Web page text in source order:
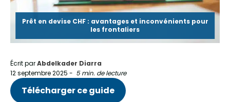
Prêt en devise CHF : avantages et inconvénients pour
les frontaliers
Écrit parAbdelkader Diarra
12 septembre 2025 - 5 min. de lecture
Télécharger ce guide